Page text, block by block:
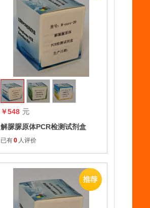
收藏
￥548 元
解脲脲原体PCR检测试剂盒
已有0 人评价